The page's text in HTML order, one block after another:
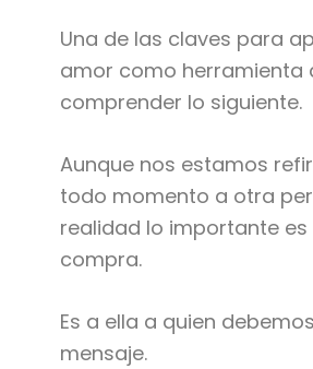
Una de las claves para
amor como herramienta
comprender lo siguiente.
Aunque nos estamos
todo momento a otra
realidad lo importante es
compra.
Es a ella a quien
mensaje.